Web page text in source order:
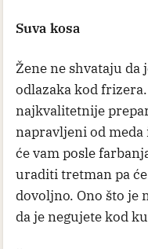
Suva kosa
Žene ne shvataju da
odlazaka kod
najkvalitetnije
napravljeni od
će vam posle
uraditi tretman pa
dovoljno. Ono što je
da je negujete kod